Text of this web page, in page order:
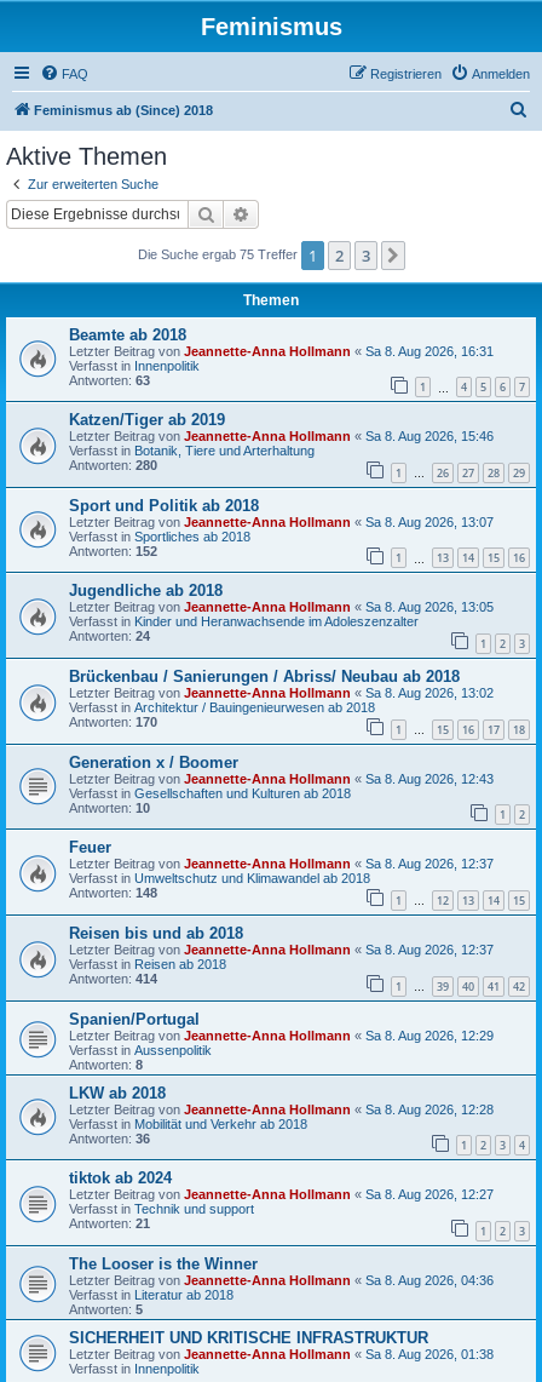
Feminismus
FAQ Anmelden
Registrieren
Feminismus ab (Since) 2018
Aktive Themen
Zur erweiterten Suche
Suche
Die Suche ergab 75 Treffer 1 2 3
Themen
Beamte ab 2018
Letzter Beitrag von Jeannette-Anna Hollmann « Sa 8. Aug 2026, 16:31
Verfasst in Innenpolitik
Antworten: 63 1 4 5 6 7
Katzen/Tiger ab 2019
Letzter Beitrag von Jeannette-Anna Hollmann « Sa 8. Aug 2026, 15:46
Verfasst in Botanik, Tiere und Arterhaltung
Antworten: 280 1 … 26 27 28 29
Sport und Politik ab 2018
Letzter Beitrag von Jeannette-Anna Hollmann « Sa 8. Aug 2026, 13:07
Verfasst in Sportliches ab 2018
Antworten: 152 1 13 14 15 16
Jugendliche ab 2018
Letzter Beitrag von Jeannette-Anna Hollmann « Sa 8. Aug 2026, 13:05
Verfasst in Kinder und Heranwachsende im Adoleszenzalter
Antworten: 24 1 2 3
Brückenbau / Sanierungen / Abriss/ Neubau ab 2018
Letzter Beitrag von Jeannette-Anna Hollmann « Sa 8. Aug 2026, 13:02
Verfasst in Architektur / Bauingenieurwesen ab 2018
Antworten: 170 1 … 15 16 17 18
Generation x / Boomer
Letzter Beitrag von Jeannette-Anna Hollmann « Sa 8. Aug 2026, 12:43
Verfasst in Gesellschaften und Kulturen ab 2018
Antworten: 10 1 2
Feuer
Letzter Beitrag von Jeannette-Anna Hollmann « Sa 8. Aug 2026, 12:37
Verfasst in Umweltschutz und Klimawandel ab 2018
Antworten: 148 1 … 12 13 14 15
Reisen bis und ab 2018
Letzter Beitrag von Jeannette-Anna Hollmann « Sa 8. Aug 2026, 12:37
Verfasst in Reisen ab 2018
Antworten: 414 1 … 39 40 41 42
Spanien/Portugal
Letzter Beitrag von Jeannette-Anna Hollmann « Sa 8. Aug 2026, 12:29
Verfasst in Aussenpolitik
Antworten: 8
LKW ab 2018
Letzter Beitrag von Jeannette-Anna Hollmann « Sa 8. Aug 2026, 12:28
Verfasst in Mobilität und Verkehr ab 2018
Antworten: 36 1 2 3 4
tiktok ab 2024
Letzter Beitrag von Jeannette-Anna Hollmann « Sa 8. Aug 2026, 12:27
Verfasst in Technik und support
Antworten: 21 1 2 3
The Looser is the Winner
Letzter Beitrag von Jeannette-Anna Hollmann « Sa 8. Aug 2026, 04:36
Verfasst in Literatur ab 2018
Antworten: 5
SICHERHEIT UND KRITISCHE INFRASTRUKTUR
Letzter Beitrag von Jeannette-Anna Hollmann « Sa 8. Aug 2026, 01:38
Verfasst in Innenpolitik